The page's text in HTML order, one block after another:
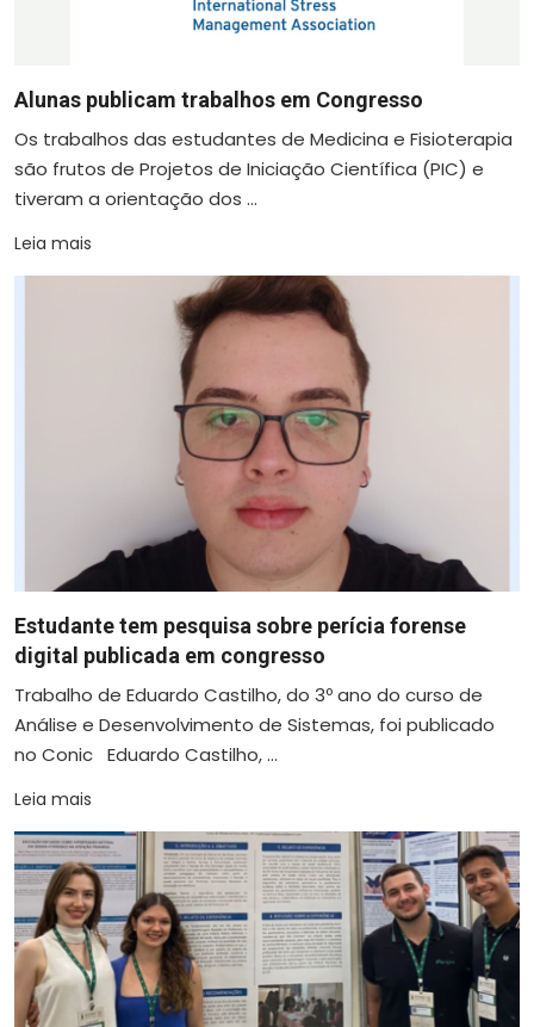
Alunas publicam trabalhos em Congresso
Os trabalhos das estudantes de Medicina e Fisioterapia
são frutos de Projetos de Iniciação Científica (PIC) e
tiveram a orientação dos ...
Leia mais
Estudante tem pesquisa sobre perícia forense
digital publicada em congresso
Trabalho de Eduardo Castilho, do 3º ano do curso de
Análise e Desenvolvimento de Sistemas, foi publicado
no Conic Eduardo Castilho, ...
Leia mais